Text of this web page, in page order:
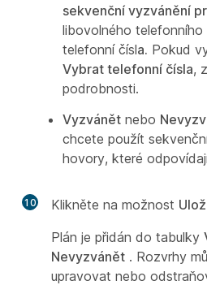
sekvenční vyzvánění
libovolného telefonního
telefonní čísla. Pokud
Vybrat telefonní čísla,
podrobnosti.
Vyzvánět nebo
chcete použít
hovory, které
10 Klikněte na možnost
Plán je přidán do tabulky
Nevyzvánět . Rozvrhy
upravovat nebo